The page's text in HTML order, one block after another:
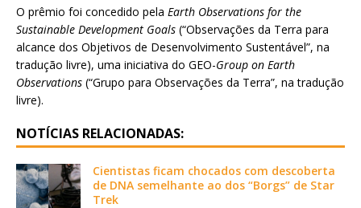
O prêmio foi concedido pela Earth Observations for the
Sustainable Development Goals (“Observações da Terra para
alcance dos Objetivos de Desenvolvimento Sustentável”, na
tradução livre), uma iniciativa do GEO-Group on Earth
Observations (“Grupo para Observações da Terra”, na tradução
livre).
NOTÍCIAS RELACIONADAS:
Cientistas ficam chocados com descoberta
de DNA semelhante ao dos “Borgs” de Star
Trek